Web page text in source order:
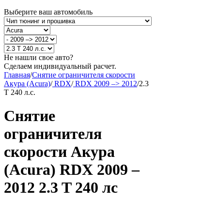
Выберите ваш автомобиль
Не нашли свое авто?
Сделаем индивидуальный расчет.
Главная/Снятие ограничителя скорости
Акура (Acura)/RDX/RDX 2009 –> 2012/2.3
T 240 л.с.
Снятие
ограничителя
скорости Акура
(Acura) RDX 2009 –
2012 2.3 T 240 лс